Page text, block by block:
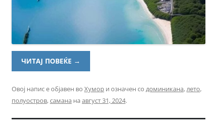
ЧИТАЈ ПОВЕЌЕ →
Овој напис е објавен во Хумор и означен со доминикана,лето,
полуостров,самана на август 31, 2024.